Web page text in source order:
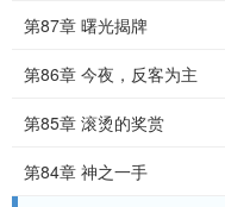
第87章 曙光揭牌
第86章 今夜，反客为主
第85章 滚烫的奖赏
第84章 神之一手